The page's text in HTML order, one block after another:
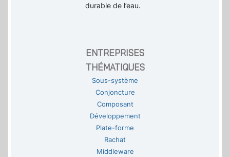
durable de l’eau.
ENTREPRISES
THÉMATIQUES
Sous-système
Conjoncture
Composant
Développement
Plate-forme
Rachat
Middleware